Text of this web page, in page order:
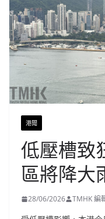
港聞
低壓槽致
區將降大
28/06/2026 TMHK 編